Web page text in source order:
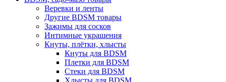
Веревки и ленты
Другие BDSM товары
Зажимы для сосков
Интимные украшения
Кнуты, плётки, хлысты
Кнуты для BDSM
Плетки для BDSM
Стеки для BDSM
Хлысты для BDSM